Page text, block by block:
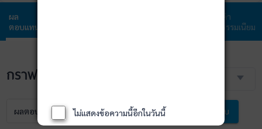
ผล
ตอบแทน
ค่า
ธรรมเนียม
กราฟราคา NAV
ผลตอบแทน NAV เปรียบเทียบ
ไม่แสดงข้อความนี้อีกในวันนี้